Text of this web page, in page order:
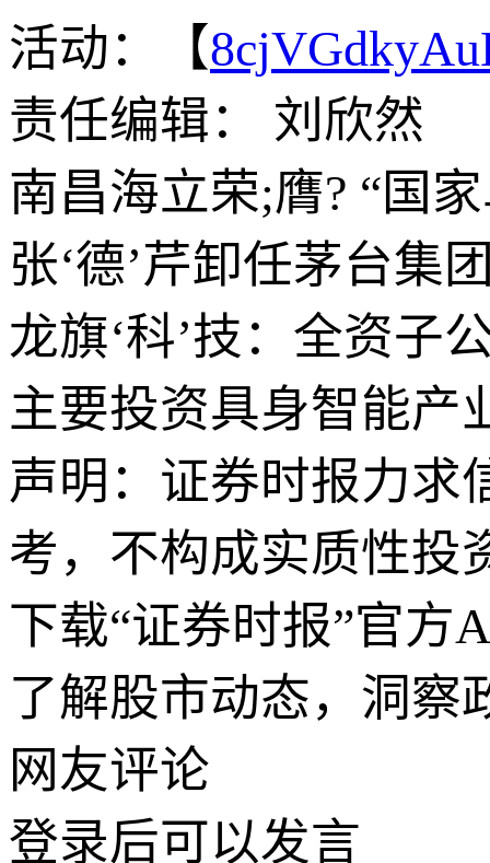
活动：【
责任编辑： 刘欣然
南昌海立荣;膺? “国
张‘德’芹卸任茅台集
龙旗‘科’技：全资子
主要投资具身智能产
声明：证券时报力求
考，不构成实质性投
下载“证券时报”官方
了解股市动态，洞察
网友评论
登录后可以发言